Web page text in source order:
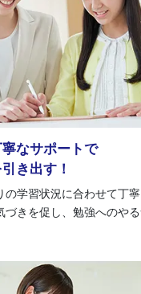
なサポートで
き出す！
の学習状況に合わせて丁
づきを促し、勉強へのや